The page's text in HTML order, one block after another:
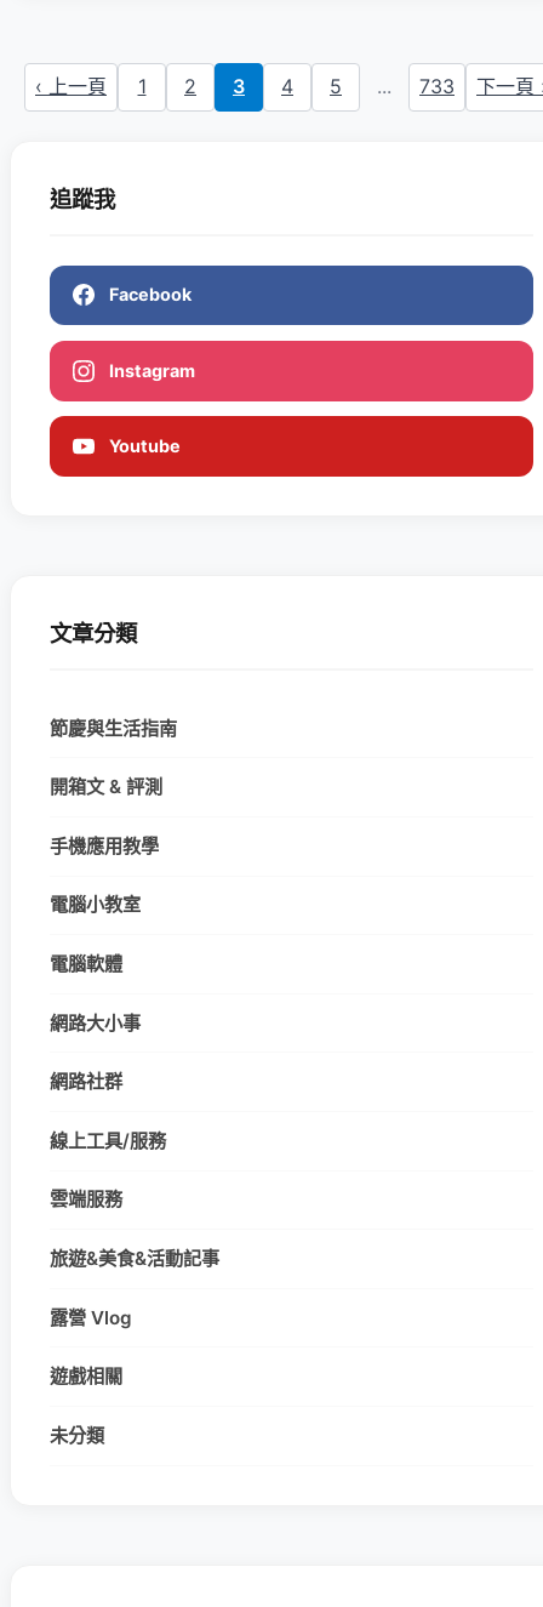
‹ 上一頁 1 2 3 4 5 ... 733 下一頁
追蹤我
Facebook
Instagram
Youtube
文章分類
節慶與生活指南
開箱文 & 評測
手機應用教學
電腦小教室
電腦軟體
網路大小事
網路社群
線上工具/服務
雲端服務
旅遊&美食&活動記事
露營 Vlog
遊戲相關
未分類